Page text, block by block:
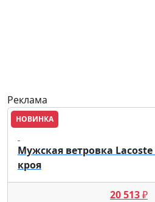
Реклама
НОВИНКА
Lacoste
Мужская ветровка
кроя
20 513₽